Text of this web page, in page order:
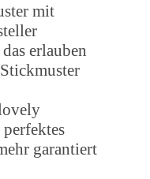
mit
erlauben
garantiert